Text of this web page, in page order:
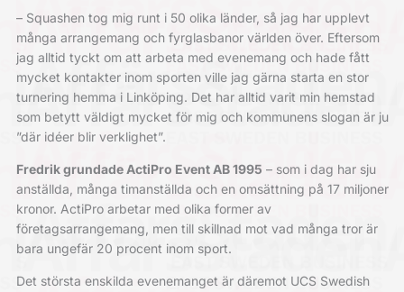
– Squashen tog mig runt i 50 olika länder, så jag har upplevt
många arrangemang och fyrglasbanor världen över. Eftersom
jag alltid tyckt om att arbeta med evenemang och hade fått
mycket kontakter inom sporten ville jag gärna starta en stor
turnering hemma i Linköping. Det har alltid varit min hemstad
som betytt väldigt mycket för mig och kommunens slogan är ju
”där idéer blir verklighet”.
Fredrik grundade ActiPro Event AB 1995 – som i dag har sju
anställda, många timanställda och en omsättning på 17 miljoner
kronor. ActiPro arbetar med olika former av
företagsarrangemang, men till skillnad mot vad många tror är
bara ungefär 20 procent inom sport.
Det största enskilda evenemanget är däremot UCS Swedish